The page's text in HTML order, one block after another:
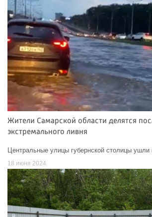
Жители Самарской области делятся
экстремального ливня
Центральные улицы губернской столицы ушли
18 июня 2024